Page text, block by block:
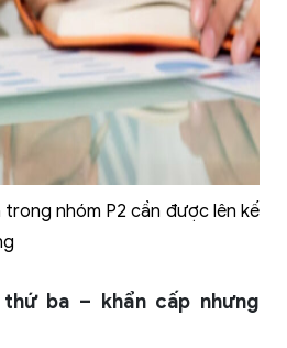
nhóm P2 cần được lên kế
ba – khẩn cấp nhưng